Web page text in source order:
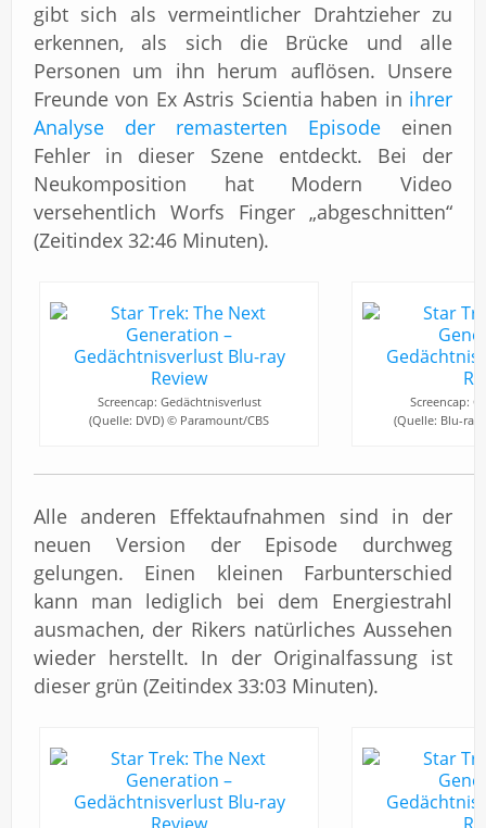
gibt sich als vermeintlicher Drahtzieher zu
erkennen, als sich die Brücke und alle
Personen um ihn herum auflösen. Unsere
Freunde von Ex Astris Scientia haben in ihrer
Analyse der remasterten Episode einen
Fehler in dieser Szene entdeckt. Bei der
Neukomposition hat Modern Video
versehentlich Worfs Finger „abgeschnitten“
(Zeitindex 32:46 Minuten).
Screencap: Gedächtnisverlust
(Quelle: DVD) © Paramount/CBS
Screencap:
(Quelle: Blu-
Alle anderen Effektaufnahmen sind in der
neuen Version der Episode durchweg
gelungen. Einen kleinen Farbunterschied
kann man lediglich bei dem Energiestrahl
ausmachen, der Rikers natürliches Aussehen
wieder herstellt. In der Originalfassung ist
dieser grün (Zeitindex 33:03 Minuten).